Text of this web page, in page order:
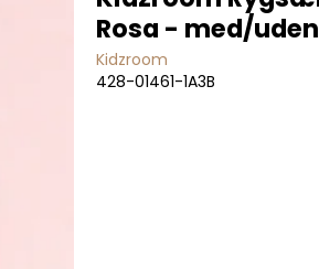
Rosa - med/
Kidzroom
428-01461-1A3B